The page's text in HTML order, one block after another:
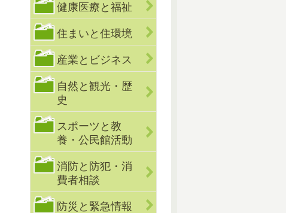
健康医療と福祉
住まいと住環境
産業とビジネス
自然と観光・歴
史
スポーツと教
養・公民館活動
消防と防犯・消
費者相談
防災と緊急情報